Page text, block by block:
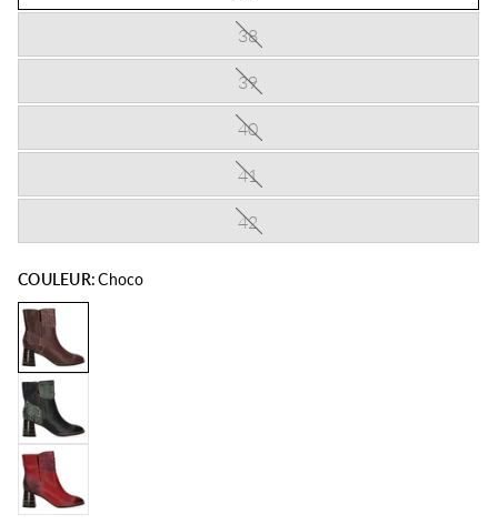
38
39
40
41
42
COULEUR:Choco